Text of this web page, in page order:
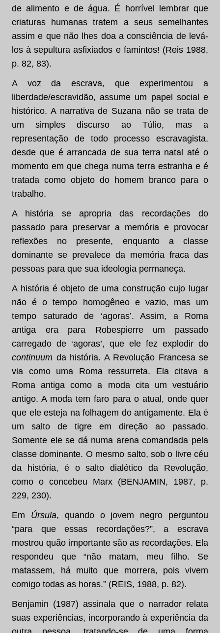
de alimento e de água. É horrível lembrar que
criaturas humanas tratem a seus semelhantes
assim e que não lhes doa a consciência de levá-
los à sepultura asfixiados e famintos! (Reis 1988,
p. 82, 83).
A voz da escrava, que experimentou a
liberdade/escravidão, assume um papel social e
histórico. A narrativa de Suzana não se trata de
um simples discurso ao Túlio, mas a
representação de todo processo escravagista,
desde que é arrancada de sua terra natal até o
momento em que chega numa terra estranha e é
tratada como objeto do homem branco para o
trabalho.
A história se apropria das recordações do
passado para preservar a memória e provocar
reflexões no presente, enquanto a classe
dominante se prevalece da memória fraca das
pessoas para que sua ideologia permaneça.
A história é objeto de uma construção cujo lugar
não é o tempo homogêneo e vazio, mas um
tempo saturado de ‘agoras’. Assim, a Roma
antiga era para Robespierre um passado
carregado de ‘agoras’, que ele fez explodir do
continuum da história. A Revolução Francesa se
via como uma Roma ressurreta. Ela citava a
Roma antiga como a moda cita um vestuário
antigo. A moda tem faro para o atual, onde quer
que ele esteja na folhagem do antigamente. Ela é
um salto de tigre em direção ao passado.
Somente ele se dá numa arena comandada pela
classe dominante. O mesmo salto, sob o livre céu
da história, é o salto dialético da Revolução,
como o concebeu Marx (BENJAMIN, 1987, p.
229, 230).
Em Úrsula, quando o jovem negro perguntou
“para que essas recordações?”, a escrava
mostrou quão importante são as recordações. Ela
respondeu que “não matam, meu filho. Se
matassem, há muito que morrera, pois vivem
comigo todas as horas.” (REIS, 1988, p. 82).
Benjamin (1987) assinala que o narrador relata
suas experiências, incorporando à experiência da